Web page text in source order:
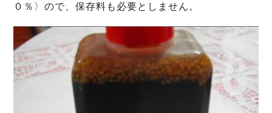
０％〉ので、保存料も必要としません。